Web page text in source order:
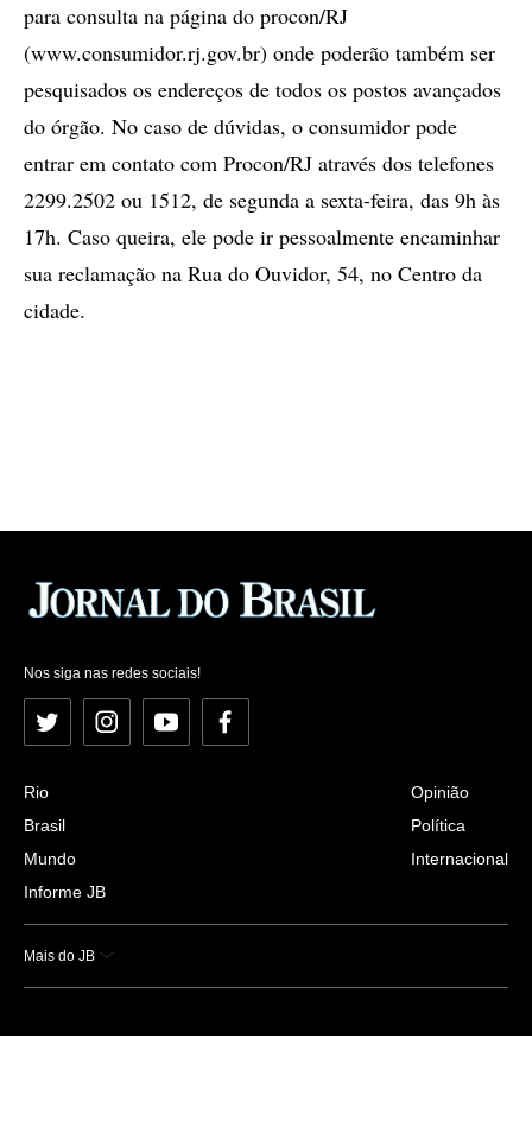
para consulta na página do procon/RJ
(www.consumidor.rj.gov.br) onde poderão também ser
pesquisados os endereços de todos os postos avançados
do órgão. No caso de dúvidas, o consumidor pode
entrar em contato com Procon/RJ através dos telefones
2299.2502 ou 1512, de segunda a sexta-feira, das 9h às
17h. Caso queira, ele pode ir pessoalmente encaminhar
sua reclamação na Rua do Ouvidor, 54, no Centro da
cidade.
Nos siga nas redes sociais!
Twitter InstagramYouTubeFacebook
Rio
Brasil
Mundo
Informe JB
Opinião
Política
Internacional
Mais do JB
Esportes